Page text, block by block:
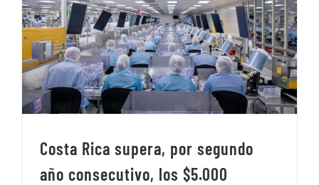
Costa Rica supera, por segundo
año consecutivo, los $5.000